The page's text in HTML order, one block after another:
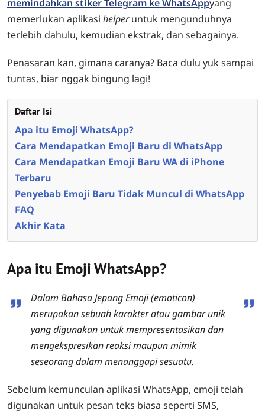
memindahkan stiker Telegram ke WhatsAppyang
memerlukan aplikasi helperuntuk mengunduhnya
terlebih dahulu, kemudian ekstrak, dan sebagainya.
Penasaran kan, gimana caranya? Baca dulu yuk sampai
tuntas, biar nggak bingung lagi!
Daftar Isi
Apa itu Emoji WhatsApp?
Cara Mendapatkan Emoji Baru di WhatsApp
Cara Mendapatkan Emoji Baru WA di iPhone
Terbaru
Penyebab Emoji Baru Tidak Muncul di WhatsApp
FAQ
Akhir Kata
Apa itu Emoji WhatsApp?
Dalam Bahasa Jepang Emoji (emoticon)
merupakan sebuah karakter atau gambar unik
yang digunakan untuk mempresentasikan dan
mengekspresikan reaksi maupun mimik
seseorang dalam menanggapi sesuatu.
Sebelum kemunculan aplikasi WhatsApp, emoji telah
digunakan untuk pesan teks biasa seperti SMS,